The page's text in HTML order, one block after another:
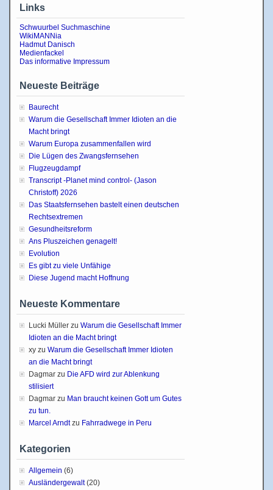
Links
Schwuurbel Suchmaschine
WikiMANNia
Hadmut Danisch
Medienfackel
Das informative Impressum
Neueste Beiträge
Baurecht
Warum die Gesellschaft Immer Idioten an die
Macht bringt
Warum Europa zusammenfallen wird
Die Lügen des Zwangsfernsehen
Flugzeugdampf
Transcript -Planet mind control- (Jason
Christoff) 2026
Das Staatsfernsehen bastelt einen deutschen
Rechtsextremen
Gesundheitsreform
Ans Pluszeichen genagelt!
Evolution
Es gibt zu viele Unfähige
Diese Jugend macht Hoffnung
Neueste Kommentare
Lucki Müller zu Warum die Gesellschaft Immer
Idioten an die Macht bringt
xy zu Warum die Gesellschaft Immer Idioten
an die Macht bringt
Dagmar zu Die AFD wird zur Ablenkung
stilisiert
Dagmar zu Man braucht keinen Gott um Gutes
zu tun.
Marcel Arndtzu Fahrradwege in Peru
Kategorien
Allgemein (6)
Ausländergewalt(20)